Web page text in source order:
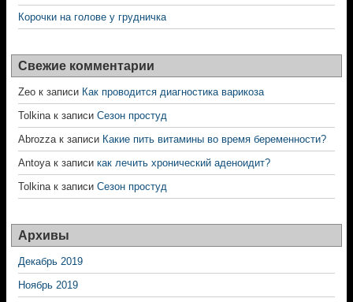
Корочки на голове у грудничка
Свежие комментарии
Zeo к записи Как проводится диагностика варикоза
Tolkinaк записи Сезон простуд
Abrozzaк записи Какие пить витамины во время беременности?
Antoyaк записи как лечить хронический аденоидит?
Tolkinaк записи Сезон простуд
Архивы
Декабрь 2019
Ноябрь 2019